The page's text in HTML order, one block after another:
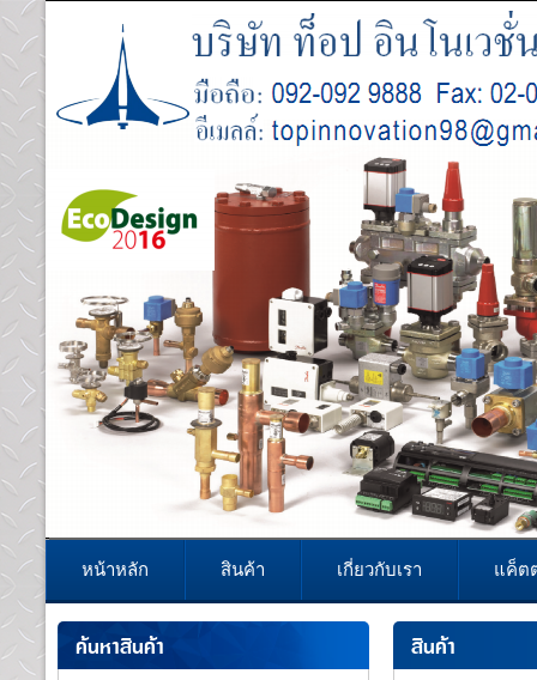
หน้าหลัก สินค้า เกี่ยวกับเรา แค็ต
ค้นหาสินค้า สินค้า